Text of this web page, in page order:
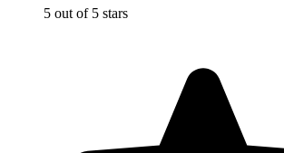
5 out of 5 stars